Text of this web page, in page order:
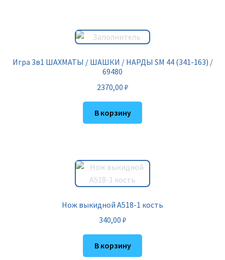
Игра 3в1 ШАХМАТЫ / ШАШКИ / НАРДЫ SM 44 (341-163) /
69480
2370,00 ₽
В корзину
Нож выкидной A518-1 кость
340,00 ₽
В корзину